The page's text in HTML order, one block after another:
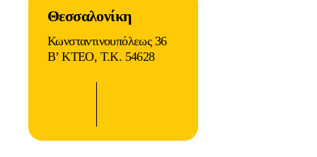
Θεσσαλονίκη
Κωνσταντινουπόλεως 36
B’ KTEO, Τ.Κ. 54628